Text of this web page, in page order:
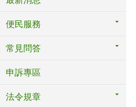
便民服務
常見問答
申訴專區
法令規章